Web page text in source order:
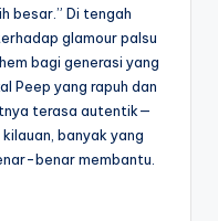
besar.” Di tengah
glamour palsu
bagi generasi yang
Peep yang rapuh dan
terasa autentik—
banyak yang
benar membantu.